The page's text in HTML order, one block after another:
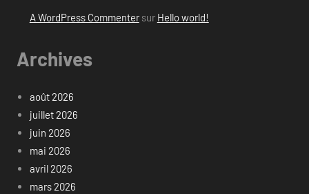
A WordPress Commentersur Hello world!
Archives
août 2026
juillet 2026
juin 2026
mai 2026
avril 2026
mars 2026